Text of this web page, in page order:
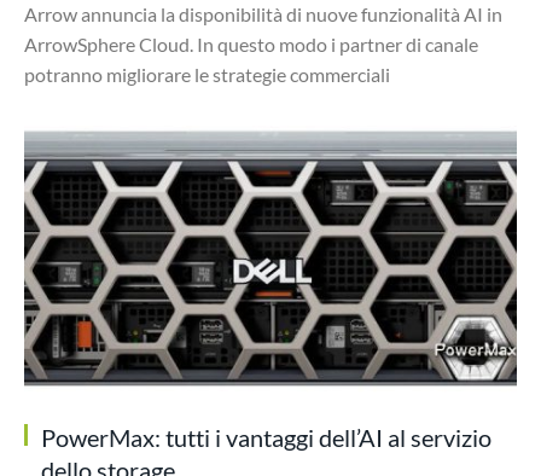
Arrow annuncia la disponibilità di nuove funzionalità AI in
ArrowSphere Cloud. In questo modo i partner di canale
potranno migliorare le strategie commerciali
PowerMax: tutti i vantaggi dell’AI al servizio
dello storage